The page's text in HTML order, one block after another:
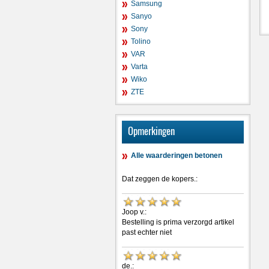
Samsung
Sanyo
Sony
Tolino
VAR
Varta
Wiko
ZTE
Opmerkingen
Alle waarderingen betonen
Dat zeggen de kopers.:
Joop v.:
Bestelling is prima verzorgd artikel
past echter niet
de.: